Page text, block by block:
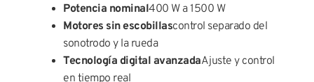
Potencia nominal400 W a 1500 W
Motores sin escobillascontrol separado del
sonotrodo y la rueda
Tecnología digital avanzadaAjuste y control
en tiempo real